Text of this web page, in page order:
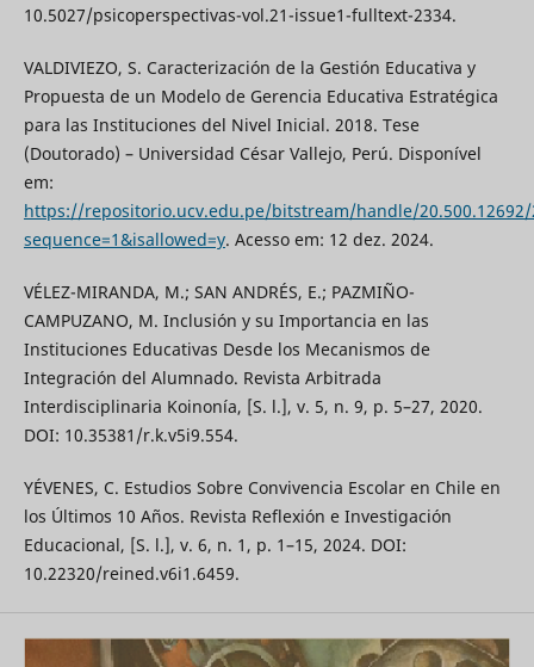
10.5027/psicoperspectivas-vol.21-issue1-fulltext-2334.
VALDIVIEZO, S. Caracterización de la Gestión Educativa y
Propuesta de un Modelo de Gerencia Educativa Estratégica
para las Instituciones del Nivel Inicial. 2018. Tese
(Doutorado) – Universidad César Vallejo, Perú. Disponível
em:
https://repositorio.ucv.edu.pe/bitstream/handle/
sequence=1&isallowed=y. Acesso em: 12 dez. 2024.
VÉLEZ-MIRANDA, M.; SAN ANDRÉS, E.; PAZMIÑO-
CAMPUZANO, M. Inclusión y su Importancia en las
Instituciones Educativas Desde los Mecanismos de
Integración del Alumnado. Revista Arbitrada
Interdisciplinaria Koinonía, [S. l.], v. 5, n. 9, p. 5–27, 2020.
DOI: 10.35381/r.k.v5i9.554.
YÉVENES, C. Estudios Sobre Convivencia Escolar en Chile en
los Últimos 10 Años. Revista Reflexión e Investigación
Educacional, [S. l.], v. 6, n. 1, p. 1–15, 2024. DOI:
10.22320/reined.v6i1.6459.